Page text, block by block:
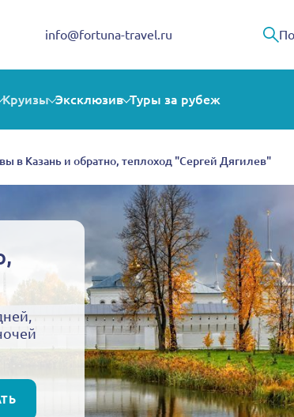
поездку? Могу помочь!
info@fortuna-travel.ru
Круизы Эксклюзив Туры за рубеж
в Казань и обратно, теплоход "Сергей Дягилев"